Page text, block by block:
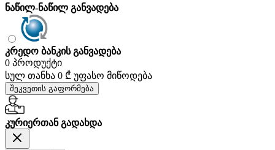
ნაწილ-ნაწილ განვადება
კრედო ბანკის განვადება
0 პროდუქტი
სულ თანხა 0 ₾ უფასო მიწოდება
შეკვეთის გაფორმება
კურიერთან გადახდა